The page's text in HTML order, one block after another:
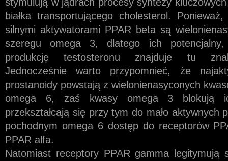
białka transportującego cholesterol.
silnymi aktywatorami PPAR beta są
szeregu omega 3, dlatego ich potencjalny,
produkcję testosteronu znajduje tu
Jednocześnie warto przypomnieć, że
prostanoidy powstają z wielonienasyconych
omega 6, zaś kwasy omega 3 blokują
przekształcają się przy tym do mało aktywnych
pochodnym omega 6 dostęp do receptorów
PPAR alfa.
Natomiast receptory PPAR gamma legitymują